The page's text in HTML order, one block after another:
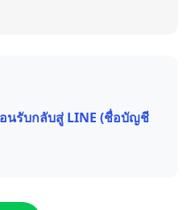
นรับกลับสู่ LINE (ชื่อบัญชี